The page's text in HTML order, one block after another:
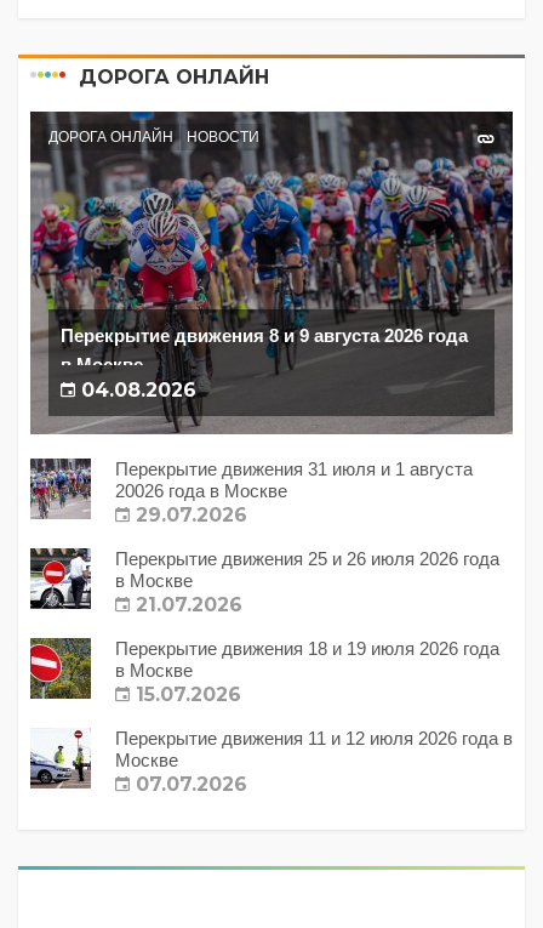
ДОРОГА ОНЛАЙН
ДОРОГА ОНЛАЙН НОВОСТИ
Перекрытие движения 8 и 9 августа 2026 года
в Москве
04.08.2026
Перекрытие движения 31 июля и 1 августа
20026 года в Москве
29.07.2026
Перекрытие движения 25 и 26 июля 2026 года
в Москве
21.07.2026
Перекрытие движения 18 и 19 июля 2026 года
в Москве
15.07.2026
Перекрытие движения 11 и 12 июля 2026 года в
Москве
07.07.2026